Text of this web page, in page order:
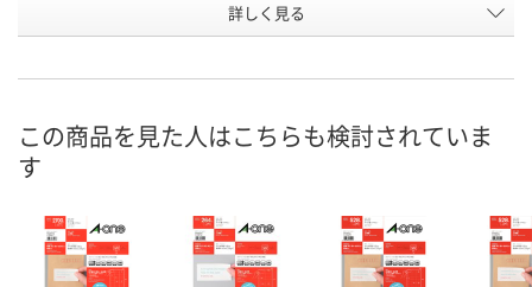
イズ
（86.4×50.8mm）
12面
（86.4×42.3mm）
（
お申込番
在庫 あり あり 3点
数量 数量
詳しく見る
この商品を見た人はこちらも検討されていま
す